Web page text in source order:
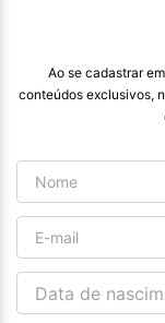
Ao se cadastrar
conteúdos exclusivos,